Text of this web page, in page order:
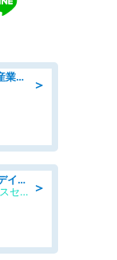
＞
「土日祝休み」ヘルスケア業界での産業保健師業務/看護師/高時給/要資格:正看護師
＞
介護職員/介護福祉士/残業ほぼなし/デイサービスの介護士/日勤のみ
有限会社ハートフル緑橋/デイサービスセンター ハートフル東成